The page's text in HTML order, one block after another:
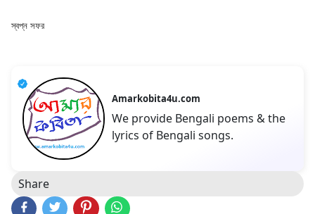
স্বপ্ন সফর
Amarkobita4u.com
We provide Bengali poems & the
lyrics of Bengali songs.
Share